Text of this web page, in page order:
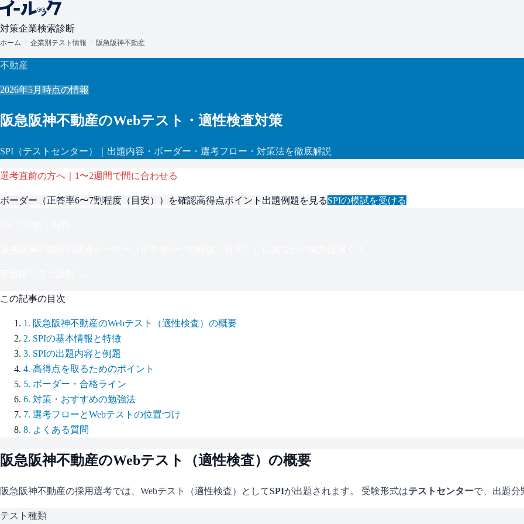
対策企業検索診断
ホーム 企業別テスト情報 阪急阪神不動産
不動産
2026年5月 時点の情報
阪急阪神不動産のWebテスト・適性検査対策
SPI （テストセンター） ｜出題内容・ボーダー・選考フロー・対策法を徹底解説
選考直前の方へ｜1〜2週間で間に合わせる
ボーダー（正答率6〜7割程度（目安） ）を確認高得点ポイント 出題例題を見るSPIの模試を受ける
この記事の目次
1 . 阪急阪神不動産のWebテスト（適性検査）の概要
2. SPIの基本情報と特徴
3. SPIの出題内容と例題
4. 高得点を取るためのポイント
5. ボーダー・合格ライン
6. 対策・おすすめの勉強法
7. 選考フローとWebテストの位置づけ
8. よくある質問
阪急阪神不動産のWebテスト（適性検査）の概要
阪急阪神不動産の採用選考では、Webテスト（適性検査）としてSPIが出題されます。 受験形式はテストセンターで、 出題分
テスト種類